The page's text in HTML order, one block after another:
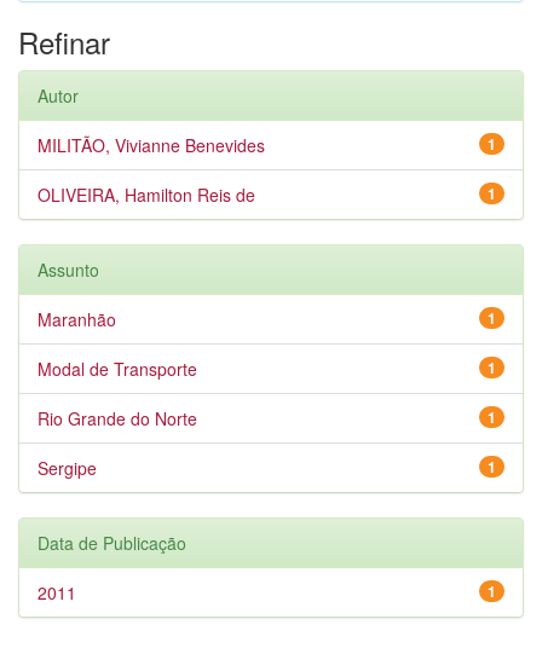
Refinar
Autor
1
MILITÃO, Vivianne Benevides
1
OLIVEIRA, Hamilton Reis de
Assunto
1
Maranhão
1
Modal de Transporte
1
Rio Grande do Norte
1
Sergipe
Data de Publicação
1
2011